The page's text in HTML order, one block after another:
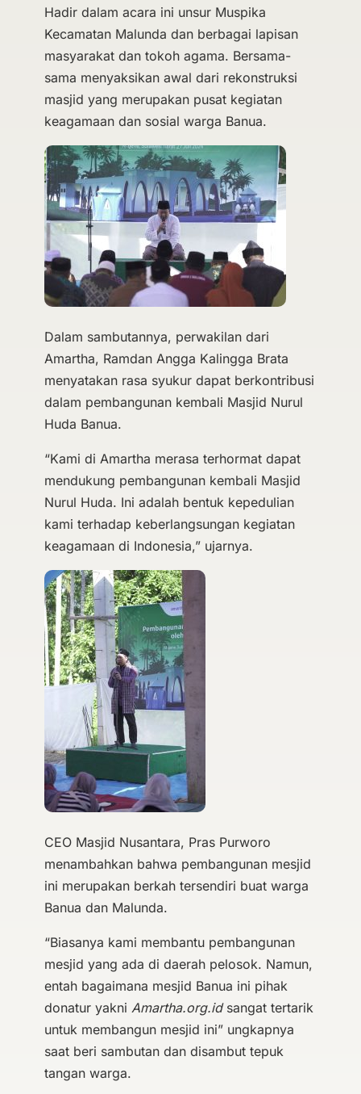
Hadir dalam acara ini unsur Muspika
Kecamatan Malunda dan berbagai lapisan
masyarakat dan tokoh agama. Bersama-
sama menyaksikan awal dari rekonstruksi
masjid yang merupakan pusat kegiatan
keagamaan dan sosial warga Banua.
Dalam sambutannya, perwakilan dari
Amartha, Ramdan Angga Kalingga Brata
menyatakan rasa syukur dapat berkontribusi
dalam pembangunan kembali Masjid Nurul
Huda Banua.
“Kami di Amartha merasa terhormat dapat
mendukung pembangunan kembali Masjid
Nurul Huda. Ini adalah bentuk kepedulian
kami terhadap keberlangsungan kegiatan
keagamaan di Indonesia,” ujarnya.
CEO Masjid Nusantara, Pras Purworo
menambahkan bahwa pembangunan mesjid
ini merupakan berkah tersendiri buat warga
Banua dan Malunda.
“Biasanya kami membantu pembangunan
mesjid yang ada di daerah pelosok. Namun,
entah bagaimana mesjid Banua ini pihak
donatur yakni Amartha.org.idsangat tertarik
untuk membangun mesjid ini” ungkapnya
saat beri sambutan dan disambut tepuk
tangan warga.